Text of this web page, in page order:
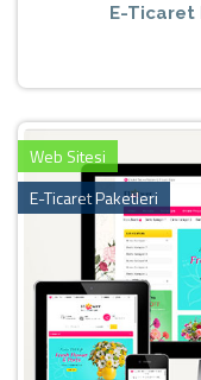
E-Ticaret
Web Sitesi
E-Ticaret Paketleri